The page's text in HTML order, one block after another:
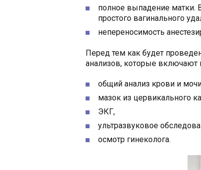
полное выпадение матки.
простого вагинального
непереносимость
Перед тем как будет
анализов, которые включают
общий анализ крови и
мазок из цервикального
ЭКГ,
ультразвуковое
осмотр гинеколога.